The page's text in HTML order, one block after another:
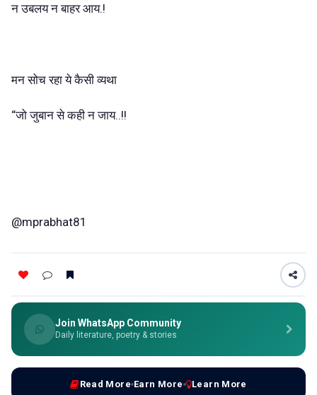
न उबलय न बाहर आय.!
मन सोच रहा ये कैसी व्यथा
“जो जुबान से कही न जाय..!!
@mprabhat81
Join WhatsApp Community
Daily literature, poetry & stories
Read More Earn More Learn More